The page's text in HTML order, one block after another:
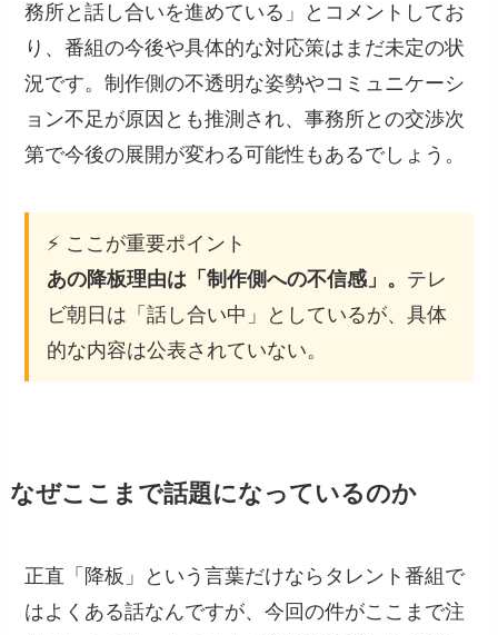
務所と話し合いを進めている」とコメントしてお
り、番組の今後や具体的な対応策はまだ未定の状
況です。制作側の不透明な姿勢やコミュニケーシ
ョン不足が原因とも推測され、事務所との交渉次
第で今後の展開が変わる可能性もあるでしょう。
⚡ ここが重要ポイント
あの降板理由は「制作側への不信感」。 テレ
ビ朝日は「話し合い中」としているが、具体
的な内容は公表されていない。
なぜここまで話題になっているのか
正直「降板」という言葉だけならタレント番組で
はよくある話なんですが、今回の件がここまで注